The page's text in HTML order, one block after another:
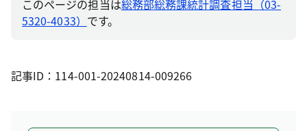
このページの担当は総務部総務課統計調査担当（03-
5320-4033） です。
記事ID：114-001-20240814-009266